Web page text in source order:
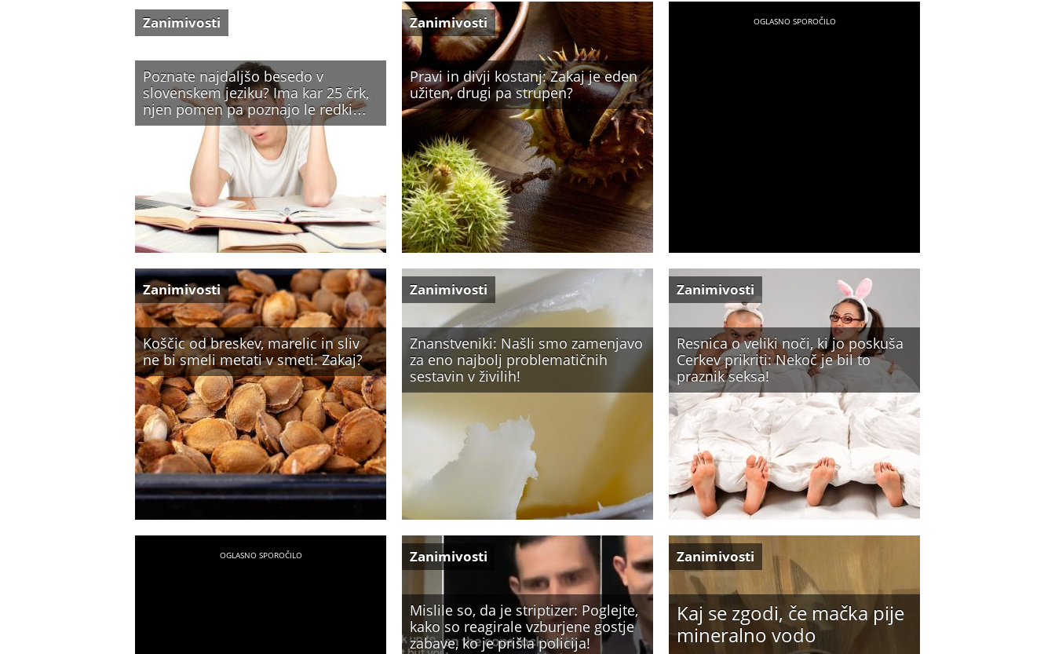
Poznate najdaljšo besedo v
slovenskem jeziku? Ima kar 25 črk,
njen pomen pa poznajo le redki…
Zanimivosti
Pravi in divji kostanj: Zakaj je eden
užiten, drugi pa strupen?
Zanimivosti
Koščic od breskev, marelic in sliv
ne bi smeli metati v smeti. Zakaj?
Zanimivosti
Znanstveniki: Našli smo zamenjavo
za eno najbolj problematičnih
sestavin v živilih!
Zanimivosti
Resnica o veliki noči, ki jo poskuša
Cerkev prikriti: Nekoč je bil to
praznik seksa!
Zanimivosti
Mislile so, da je striptizer: Poglejte,
kako so reagirale vzburjene gostje
zabave, ko je prišla policija!
Zanimivosti
Kaj se zgodi, če mačka pije
mineralno vodo
Zanimivosti